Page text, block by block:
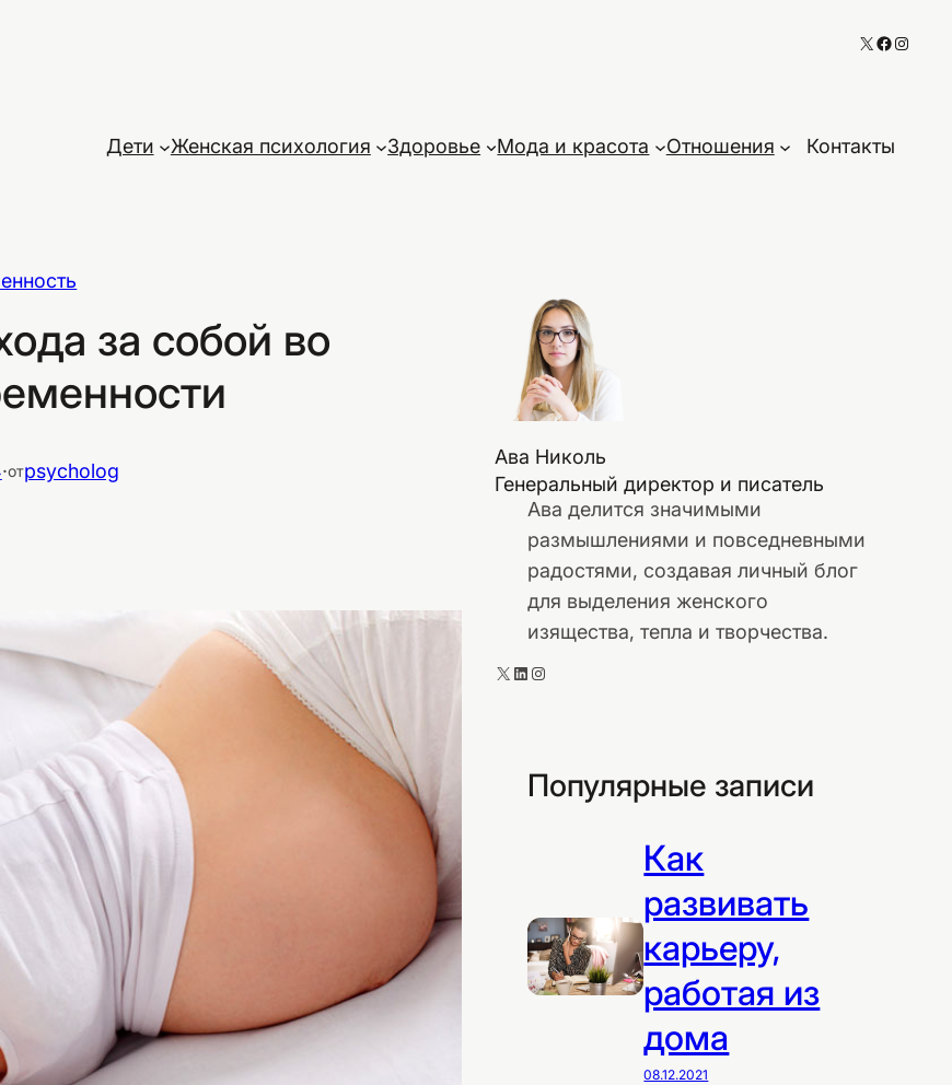
X
Дети Женская психология Здоровье Мода и красота Отношения Контакты
за собой во
·отpsycholog
Ава Николь
Генеральный директор и писатель
Ава делится значимыми
размышлениями и повседневными
радостями, создавая личный блог
для выделения женского
изящества, тепла и творчества.
X LinkedIn Instagram
Популярные записи
Как
развивать
карьеру,
работая из
дома
08.12.2021